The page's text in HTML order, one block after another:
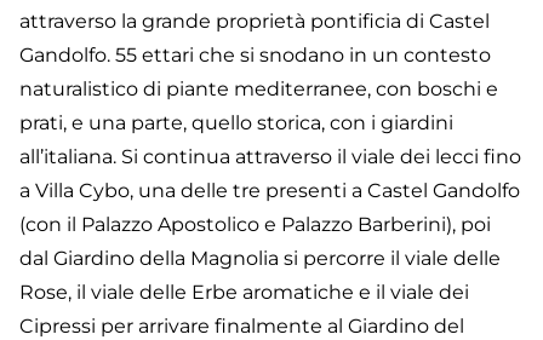
attraverso la grande proprietà pontificia di Castel
Gandolfo. 55 ettari che si snodano in un contesto
naturalistico di piante mediterranee, con boschi e
prati, e una parte, quello storica, con i giardini
all’italiana. Si continua attraverso il viale dei lecci fino
a Villa Cybo, una delle tre presenti a Castel Gandolfo
(con il Palazzo Apostolico e Palazzo Barberini), poi
dal Giardino della Magnolia si percorre il viale delle
Rose, il viale delle Erbe aromatiche e il viale dei
Cipressi per arrivare finalmente al Giardino del